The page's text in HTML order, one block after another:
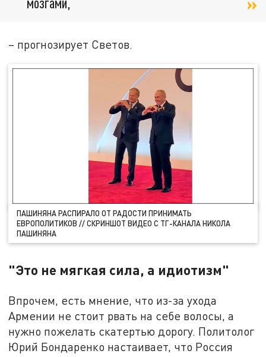
– прогнозирует Светов.
ПАШИНЯНА РАСПИРАЛО ОТ РАДОСТИ ПРИНИМАТЬ
ЕВРОПОЛИТИКОВ // СКРИНШОТ ВИДЕО С ТГ-КАНАЛА НИКОЛА
ПАШИНЯНА
"Это не мягкая сила, а идиотизм"
Впрочем, есть мнение, что из-за ухода
Армении не стоит рвать на себе волосы, а
нужно пожелать скатертью дорогу. Политолог
Юрий Бондаренко настаивает, что Россия